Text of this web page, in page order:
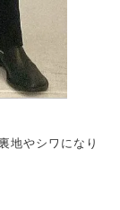
地やシワになり